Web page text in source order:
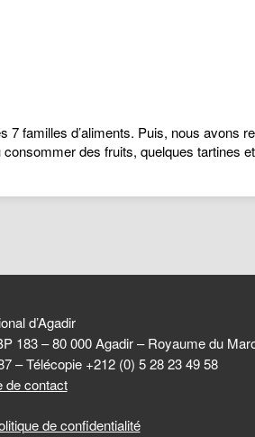
familles d’aliments. Puis, nous avons
des fruits, quelques tartines
d’Agadir
183 – 80 000 Agadir – Royaume du
– Télécopie +212 (0) 5 28 23 49 58
de contact
de confidentialité